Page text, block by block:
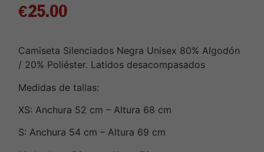
€25.00
Camiseta Silenciados Negra Unisex 80% Algodón
/ 20% Poliéster. Latidos desacompasados
Medidas de tallas:
XS: Anchura 52 cm – Altura 68 cm
S: Anchura 54 cm – Altura 69 cm